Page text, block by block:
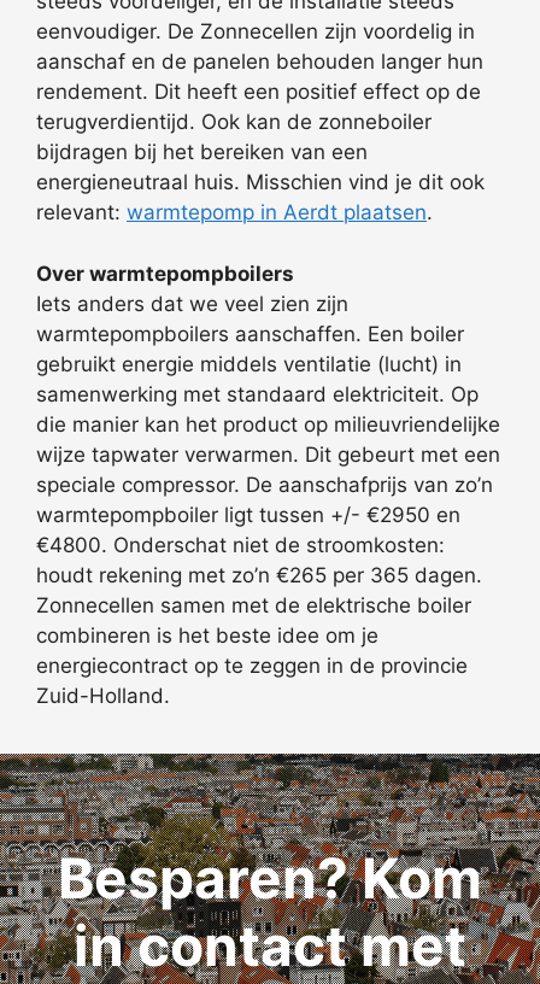
eenvoudiger. De Zonnecellen zijn voordelig in
aanschaf en de panelen behouden langer hun
rendement. Dit heeft een positief effect op de
terugverdientijd. Ook kan de zonneboiler
bijdragen bij het bereiken van een
energieneutraal huis. Misschien vind je dit ook
relevant: warmtepomp in Aerdt plaatsen.
Over warmtepompboilers
Iets anders dat we veel zien zijn
warmtepompboilers aanschaffen. Een boiler
gebruikt energie middels ventilatie (lucht) in
samenwerking met standaard elektriciteit. Op
die manier kan het product op milieuvriendelijke
wijze tapwater verwarmen. Dit gebeurt met een
speciale compressor. De aanschafprijs van zo’n
warmtepompboiler ligt tussen +/- €2950 en
€4800. Onderschat niet de stroomkosten:
houdt rekening met zo’n €265 per 365 dagen.
Zonnecellen samen met de elektrische boiler
combineren is het beste idee om je
energiecontract op te zeggen in de provincie
Zuid-Holland.
Besparen? Kom
in contact met